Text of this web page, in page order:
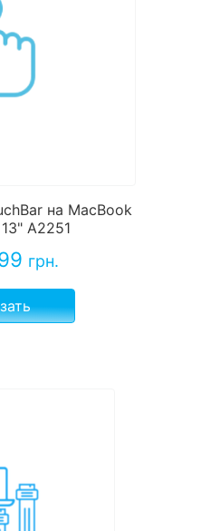
на MacBook
A2251
грн.